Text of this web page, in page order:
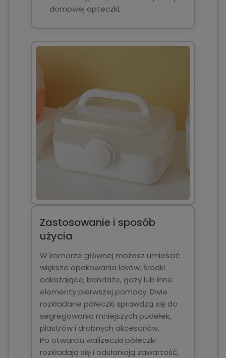
domowej apteczki.
Zastosowanie i sposób
użycia
W komorze głównej możesz umieścić
większe opakowania leków, środki
odkażające, bandaże, gazy lub inne
elementy pierwszej pomocy. Dwie
rozkładane półeczki sprawdzą się do
segregowania mniejszych pudełek,
plastrów i drobnych akcesoriów.
Po otwarciu walizeczki półeczki
rozkładają się i odsłaniają zawartość,